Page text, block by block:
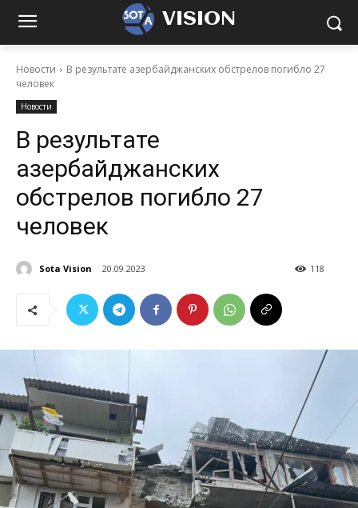
VISION
Новости
В результате азербайджанских обстрелов погибло 27
человек
Новости
В результате
азербайджанских
обстрелов погибло 27
человек
Sota Vision 20.09.2023 118